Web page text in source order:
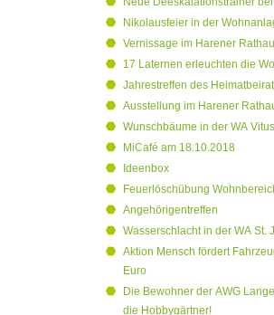
Nikolausfeier in der
Vernissage im Harener
17 Laternen erleuchten die
Jahrestreffen des
Ausstellung im Harener
Wunschbäume in der WA Vitus
MiCafé am 18.10.2018
Ideenbox
Feuerlöschübung
Angehörigentreffen
Wasserschlacht in der WA St.
Aktion Mensch fördert
Euro
Die Bewohner der AWG
die Hobbygärtner!